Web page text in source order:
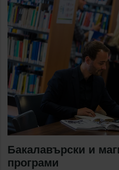
Бакалавърски и
програми